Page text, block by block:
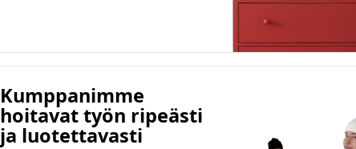
Kumppanimme
hoitavat työn ripeästi
ja luotettavasti